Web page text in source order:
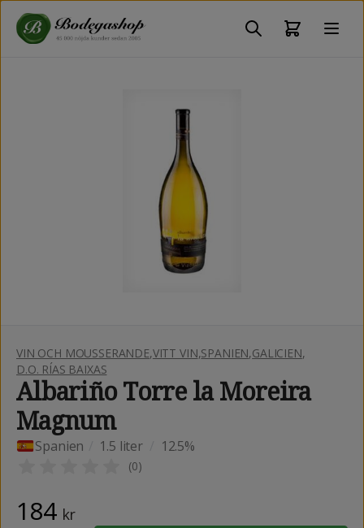
VIN OCH MOUSSERANDE,VITT VIN,SPANIEN,GALICIEN,
D.O. RÍAS BAIXAS
Albariño Torre la Moreira
Magnum
Spanien 1.5 liter 12.5%
(0)
184 kr